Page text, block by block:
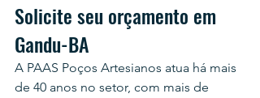
Solicite seu orçamento em
Gandu-BA
A PAAS Poços Artesianos atua há mais
de 40 anos no setor, com mais de